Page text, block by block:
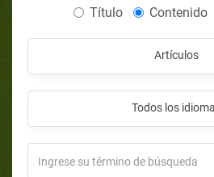
Título Contenido
Artículos
Todos los